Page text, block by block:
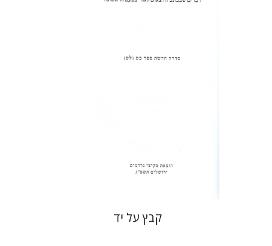
קבץ על יד